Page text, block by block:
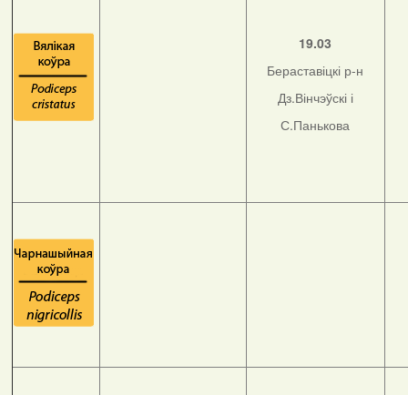
19.03
Бераставіцкі р-н
Дз.Вінчэўскі і
С.Панькова